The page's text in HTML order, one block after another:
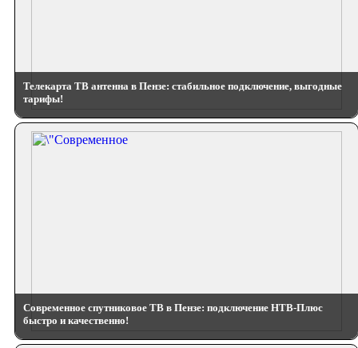
Телекарта ТВ антенна в Пензе: стабильное подключение, выгодные
тарифы!
Современное спутниковое ТВ в Пензе: подключение НТВ-Плюс
быстро и качественно!